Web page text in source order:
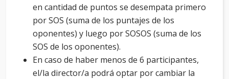
en cantidad de puntos se desempata primero
por SOS (suma de los puntajes de los
oponentes) y luego por SOSOS (suma de los
SOS de los oponentes).
En caso de haber menos de 6 participantes,
el/la director/a podrá optar por cambiar la